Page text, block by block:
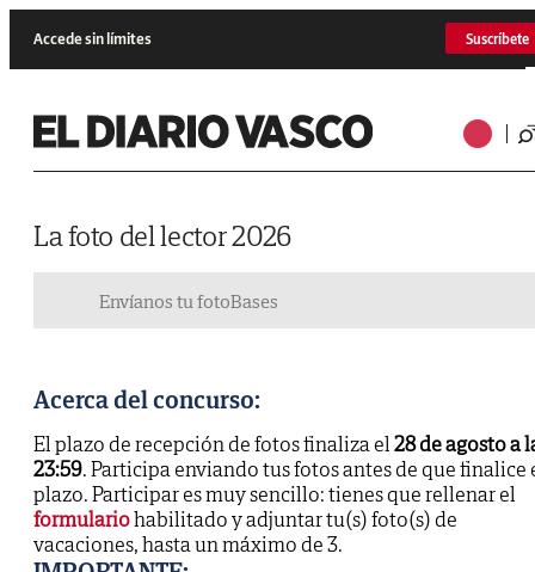
Accede sin límites Suscríbete
La foto del lector 2026
Envíanos tu fotoBases
Acerca del concurso:
El plazo de recepción de fotos finaliza el28 de agosto a
23:59. Participa enviando tus fotos antes de que finalice
plazo. Participar es muy sencillo: tienes que rellenar el
formulariohabilitado y adjuntar tu(s) foto(s) de
vacaciones, hasta un máximo de 3.